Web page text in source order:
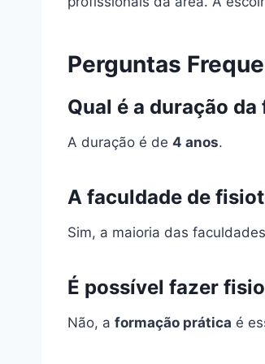
Perguntas
Qual é a duração
A duração é de 4 anos.
A faculdade de
Sim, a maioria das
É possível fazer
Não, a formação prática é